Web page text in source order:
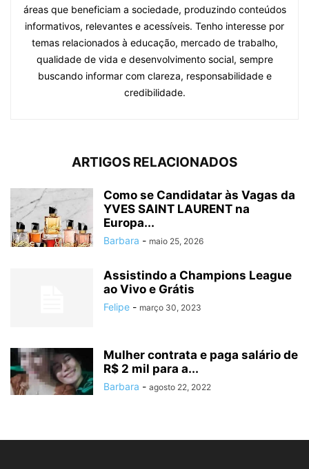
áreas que beneficiam a sociedade, produzindo conteúdos
informativos, relevantes e acessíveis. Tenho interesse por
temas relacionados à educação, mercado de trabalho,
qualidade de vida e desenvolvimento social, sempre
buscando informar com clareza, responsabilidade e
credibilidade.
ARTIGOS RELACIONADOS
Como se Candidatar às Vagas da
YVES SAINT LAURENT na
Europa...
Barbara - maio 25, 2026
Assistindo a Champions League
ao Vivo e Grátis
Felipe - março 30, 2023
Mulher contrata e paga salário de
R$ 2 mil para a...
Barbara - agosto 22, 2022